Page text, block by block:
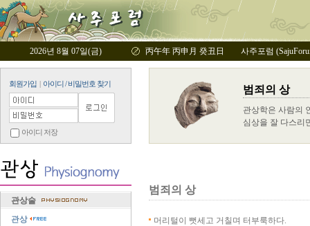
2026년 8월 07일(금) 丙午年 丙申月 癸丑日 사주포럼
회원가입 | 아이디 / 비밀번호 찾기
아이디 저장
관상술
관상
범죄의 상
관상학은 사람의
심상을 잘 다스리
범죄의 상
머리털이 뻣세고 거칠며 터부룩하다.